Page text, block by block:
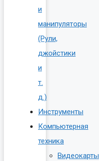
и
манипуляторы
(Рули,
джойстики
и
т.
д.)
Инструменты
Компьютерная
техника
Видеокарты